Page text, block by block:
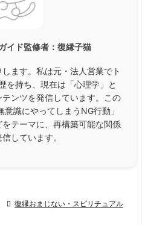
イド監修者： 復縁子猫
ます。私は元・法人営業でト
を持ち、現在は「心理学」と
テンツを発信しています。この
識にやってしまうNG行動」
をテーマに、再構築可能な関係
しています。
 復縁おまじない・スピリチュアル